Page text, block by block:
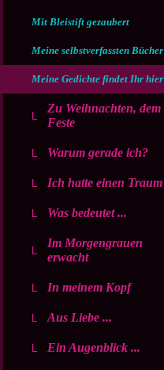
Mit Bleistift gezaubert
Meine selbstverfassten Bücher
Meine Gedichte findet Ihr hier
Zu Weihnachten, dem
Feste
Warum gerade ich?
Ich hatte einen Traum
Was bedeutet ...
Im Morgengrauen
erwacht
In meinem Kopf
Aus Liebe ...
Ein Augenblick ...